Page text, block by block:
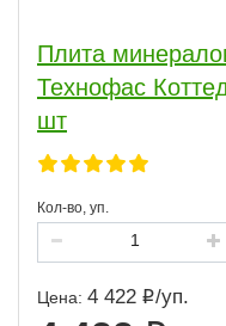
Плита
Технофас
шт
Кол-во, уп.
Цена: 4 422 /уп.